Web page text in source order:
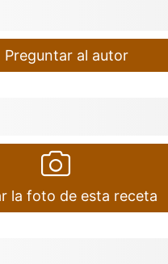
Preguntar al autor
la foto de esta receta